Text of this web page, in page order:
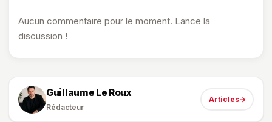
Aucun commentaire pour le moment. Lance la
discussion !
Guillaume Le Roux
Rédacteur
Articles→